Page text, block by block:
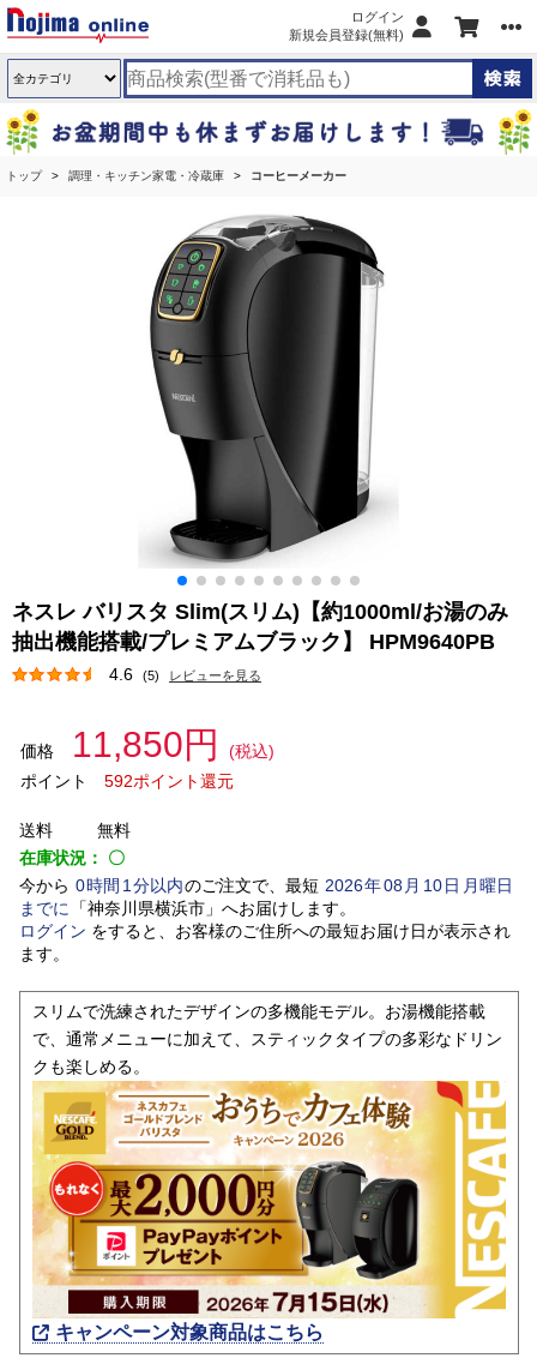
ログイン
新規会員登録(無料)
トップ 調理・キッチン家電・冷蔵庫 コーヒーメーカー
ネスレ バリスタ Slim(スリム)【約1000ml/お湯のみ
抽出機能搭載/プレミアムブラック】 HPM9640PB
4.6 (5) レビューを見る
価格 11,850円
(税込)
ポイント
592ポイント還元
送料
無料
在庫状況： 〇
今から 0時間 1 分以内のご注文で、最短 2026年08 月 10日月曜日
までに
「神奈川県横浜市」 へお届けします。
ログイン をすると、お客様のご住所への最短お届け日が表示され
ます。
スリムで洗練されたデザインの多機能モデル。お湯機能搭載
で、通常メニューに加えて、スティックタイプの多彩なドリン
クも楽しめる。
キャンペーン対象商品はこちら